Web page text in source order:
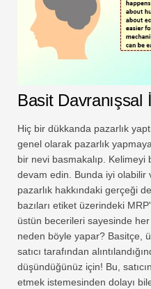
Basit Davranışsal
Hiç bir dükkanda pazarlık
genel olarak pazarlık
bir nevi basmakalıp.
devam edin. Bunda iyi olabilir
pazarlık hakkındaki gerçeği
bazıları etiket üzerindeki
üstün becerileri sayesinde
neden böyle yapar? Basitçe,
satıcı tarafından
düşündüğünüz için! Bu,
etmek istemesinden dolayı